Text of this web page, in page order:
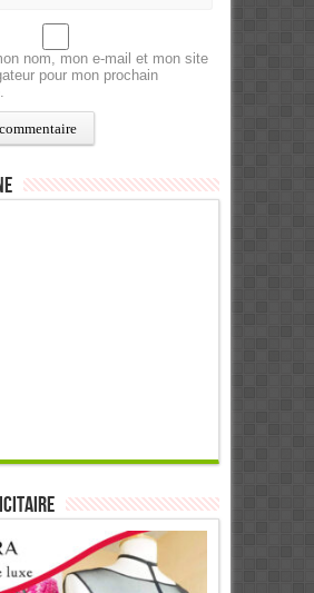
nom, mon e-mail et mon site
pour mon prochain